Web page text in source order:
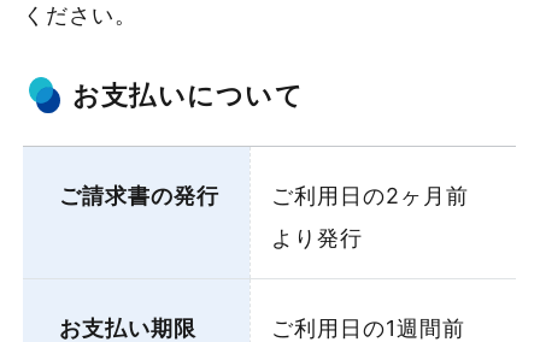
ください。
お支払いについて
ご請求書の発行
ご利用日の2ヶ月前
より発行
お支払い期限
ご利用日の1週間前